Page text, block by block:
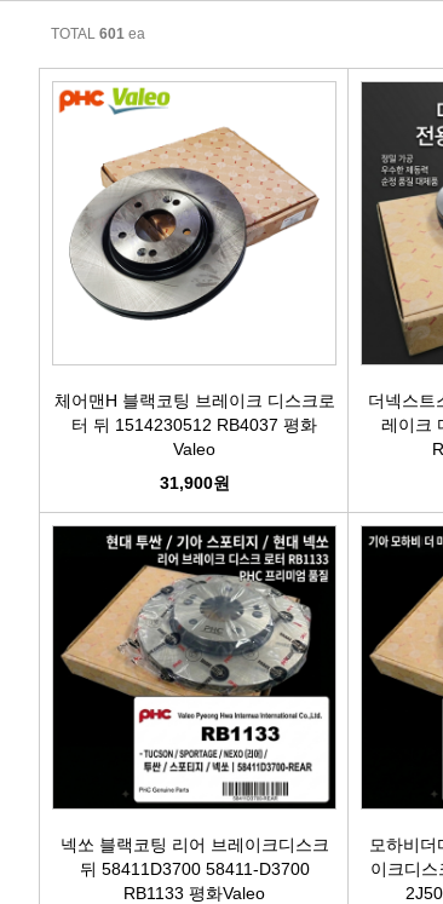
에어컨필터[GM
에어컨필터[
에어컨필터[유
에어컨필터[헤
에어컨필터[한
에어컨필터
에어컨필터[카
TOTAL 601 ea
체어맨H 블랙코팅 브레이크 디스크로
터 뒤 1514230512 RB4037 평화
Valeo
31,900원
더넥스트
레이크
넥쏘 블랙코팅 리어 브레이크디스크
뒤 58411D3700 58411-D3700
RB1133 평화Valeo
모하비더
이크디